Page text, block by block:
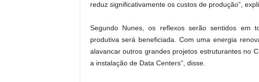
reduz significativamente os custos de produção”,
Segundo Nunes, os reflexos serão sentidos em
produtiva será beneficiada. Com uma energia
alavancar outros grandes projetos estruturantes no
a instalação de Data Centers”, disse.